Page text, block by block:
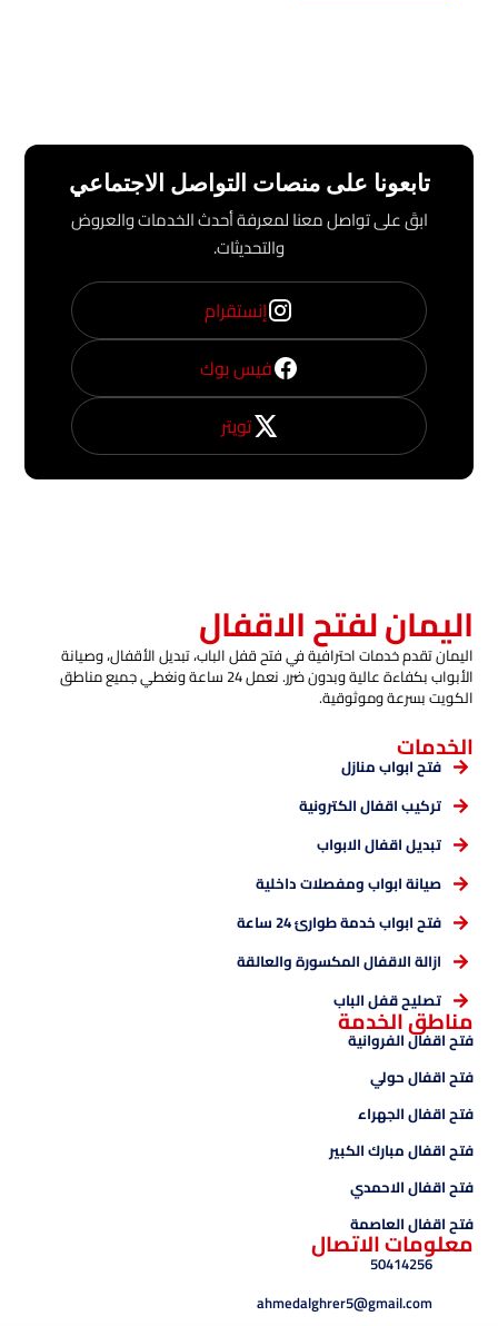
تابعونا على منصات التواصل الاجتماعي
ابقَ على تواصل معنا لمعرفة أحدث الخدمات والعروض
والتحديثات.
إنستقرام
فيس بوك
تويتر
اليمان لفتح الاقفال
اليمان تقدم خدمات احترافية في فتح قفل الباب، تبديل الأقفال، وصيانة
الأبواب بكفاءة عالية وبدون ضرر. نعمل 24 ساعة ونغطي جميع مناطق
الكويت بسرعة وموثوقية.
الخدمات
فتح ابواب منازل
تركيب اقفال الكترونية
تبديل اقفال الابواب
صيانة ابواب ومفصلات داخلية
فتح ابواب خدمة طوارئ 24 ساعة
ازالة الاقفال المكسورة والعالقة
تصليح قفل الباب
مناطق الخدمة
فتح اقفال الفروانية
فتح اقفال حولي
فتح اقفال الجهراء
فتح اقفال مبارك الكبير
فتح اقفال الاحمدي
فتح اقفال العاصمة
معلومات الاتصال
50414256
ahmedalghrer5@gmail.com